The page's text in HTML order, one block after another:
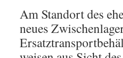
Am Standort des
neues